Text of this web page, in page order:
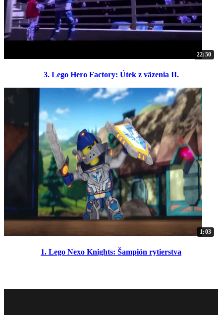
22:50
3. Lego Hero Factory: Útek z väzenia II.
1:03
1. Lego Nexo Knights: Šampión rytierstva